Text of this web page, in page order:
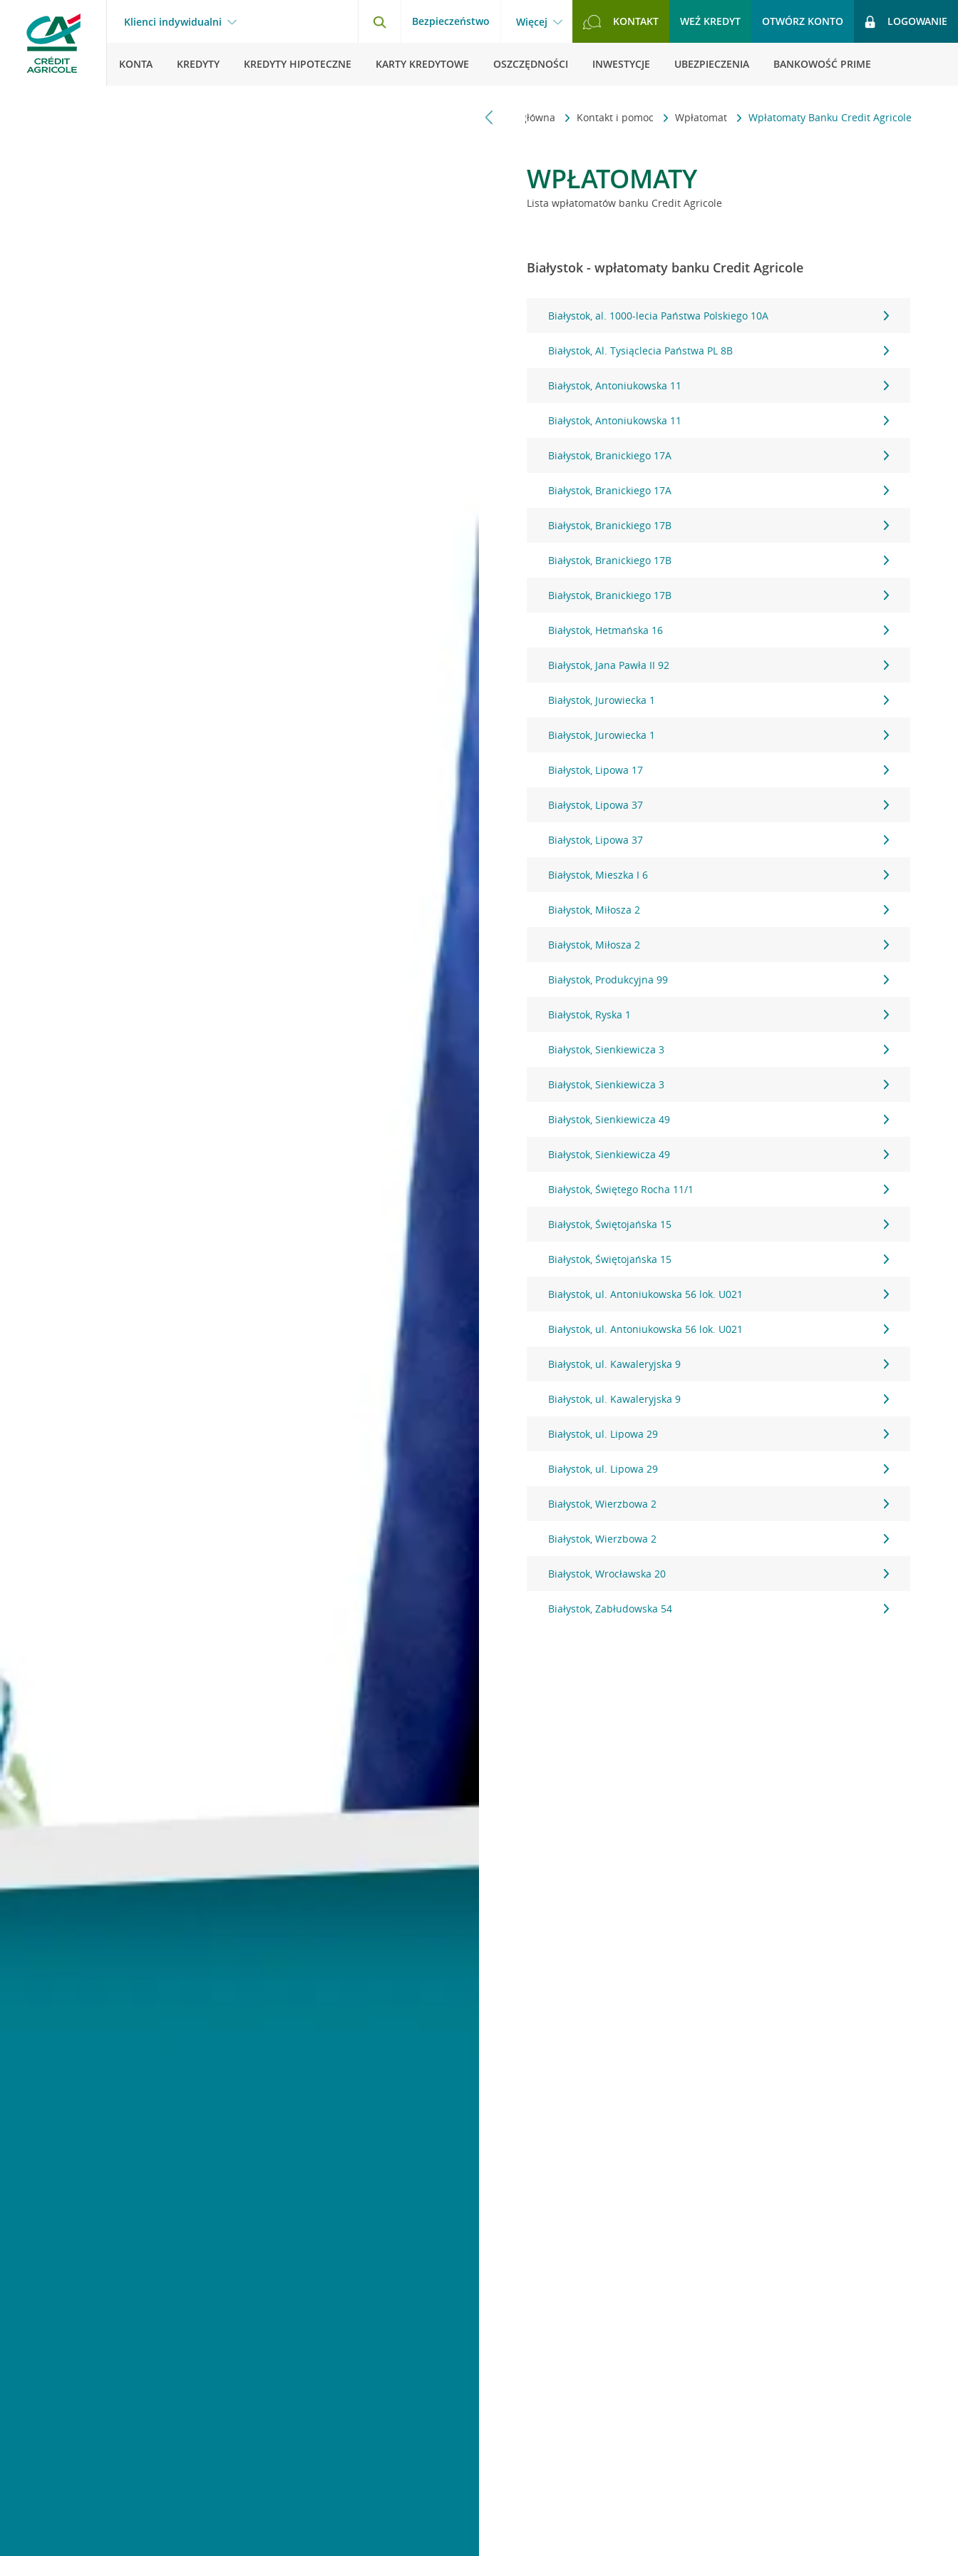
Klienci indywidualni Bezpieczeństwo Więcej KONTAKT WEŹ KREDYT OTWÓRZ KONTO LOGOWANIE
KONTA KREDYTY KREDYTY HIPOTECZNE KARTY KREDYTOWE OSZCZĘDNOŚCI INWESTYCJE UBEZPIECZENIA BANKOWOŚĆ PRIME
Strona główna Kontakt i pomoc Wpłatomat Wpłatomaty Banku Credit Agricole
WPŁATOMATY
Lista wpłatomatów banku Credit Agricole
Białystok - wpłatomaty banku Credit Agricole
Białystok, al. 1000-lecia Państwa Polskiego 10A
Białystok, Al. Tysiąclecia Państwa PL 8B
Białystok, Antoniukowska 11
Białystok, Antoniukowska 11
Białystok, Branickiego 17A
Białystok, Branickiego 17A
Białystok, Branickiego 17B
Białystok, Branickiego 17B
Białystok, Branickiego 17B
Białystok, Hetmańska 16
Białystok, Jana Pawła II 92
Białystok, Jurowiecka 1
Białystok, Jurowiecka 1
Białystok, Lipowa 17
Białystok, Lipowa 37
Białystok, Lipowa 37
Białystok, Mieszka I 6
Białystok, Miłosza 2
Białystok, Miłosza 2
Białystok, Produkcyjna 99
Białystok, Ryska 1
Białystok, Sienkiewicza 3
Białystok, Sienkiewicza 3
Białystok, Sienkiewicza 49
Białystok, Sienkiewicza 49
Białystok, Świętego Rocha 11/1
Białystok, Świętojańska 15
Białystok, Świętojańska 15
Białystok, ul. Antoniukowska 56 lok. U021
Białystok, ul. Antoniukowska 56 lok. U021
Białystok, ul. Kawaleryjska 9
Białystok, ul. Kawaleryjska 9
Białystok, ul. Lipowa 29
Białystok, ul. Lipowa 29
Białystok, Wierzbowa 2
Białystok, Wierzbowa 2
Białystok, Wrocławska 20
Białystok, Zabłudowska 54